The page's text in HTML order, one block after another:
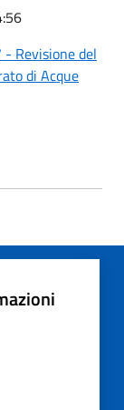
Revisione del
di Acque